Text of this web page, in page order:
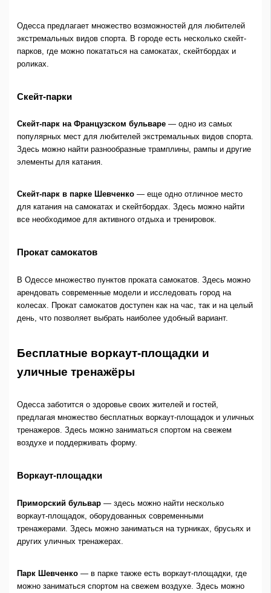
Одесса предлагает множество возможностей для любителей
экстремальных видов спорта. В городе есть несколько скейт-
парков, где можно покататься на самокатах, скейтбордах и
роликах.
Скейт-парки
Скейт-парк на Французском бульваре— одно из самых
популярных мест для любителей экстремальных видов спорта.
Здесь можно найти разнообразные трамплины, рампы и другие
элементы для катания.
Скейт-парк в парке Шевченко— еще одно отличное место
для катания на самокатах и скейтбордах. Здесь можно найти
все необходимое для активного отдыха и тренировок.
Прокат самокатов
В Одессе множество пунктов проката самокатов. Здесь можно
арендовать современные модели и исследовать город на
колесах. Прокат самокатов доступен как на час, так и на целый
день, что позволяет выбрать наиболее удобный вариант.
Бесплатные воркаут-площадки и
уличные тренажёры
Одесса заботится о здоровье своих жителей и гостей,
предлагая множество бесплатных воркаут-площадок и уличных
тренажеров. Здесь можно заниматься спортом на свежем
воздухе и поддерживать форму.
Воркаут-площадки
Приморский бульвар— здесь можно найти несколько
воркаут-площадок, оборудованных современными
тренажерами. Здесь можно заниматься на турниках, брусьях и
других уличных тренажерах.
Парк Шевченко— в парке также есть воркаут-площадки, где
можно заниматься спортом на свежем воздухе. Здесь можно